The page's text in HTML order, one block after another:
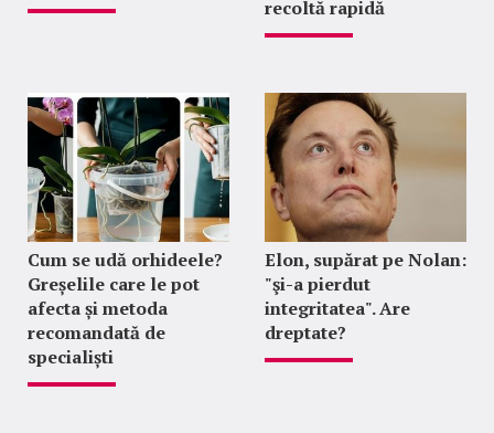
recoltă rapidă
Cum se udă orhideele?
Greșelile care le pot
afecta și metoda
recomandată de
specialiști
Elon, supărat pe Nolan:
"şi-a pierdut
integritatea". Are
dreptate?